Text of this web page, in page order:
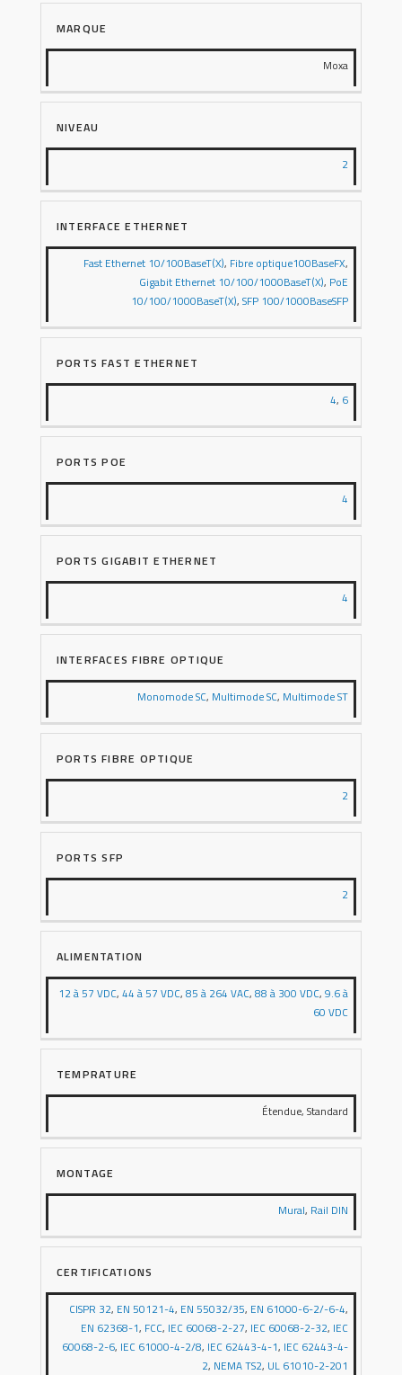
MARQUE
Moxa
NIVEAU
2
INTERFACE ETHERNET
Fast Ethernet 10/100BaseT(X), Fibre optique100BaseFX,
Gigabit Ethernet 10/100/1000BaseT(X), PoE
10/100/1000BaseT(X),SFP 100/1000BaseSFP
PORTS FAST ETHERNET
4, 6
PORTS POE
4
PORTS GIGABIT ETHERNET
4
INTERFACES FIBRE OPTIQUE
Monomode SC, Multimode SC, Multimode ST
PORTS FIBRE OPTIQUE
2
PORTS SFP
2
ALIMENTATION
12 à 57 VDC,44 à 57 VDC,85 à 264 VAC,88 à 300 VDC,9.6 à
60 VDC
TEMPRATURE
Étendue, Standard
MONTAGE
Mural, Rail DIN
CERTIFICATIONS
CISPR 32, EN 50121-4, EN 55032/35, EN 61000-6-2/-6-4,
EN 62368-1, FCC, IEC 60068-2-27, IEC 60068-2-32, IEC
60068-2-6, IEC 61000-4-2/8, IEC 62443-4-1, IEC 62443-4-
2, NEMA TS2, UL 61010-2-201